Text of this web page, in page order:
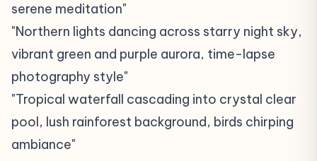
serene meditation"
"Northern lights dancing across starry night sky,
vibrant green and purple aurora, time-lapse
photography style"
"Tropical waterfall cascading into crystal clear
pool, lush rainforest background, birds chirping
ambiance"